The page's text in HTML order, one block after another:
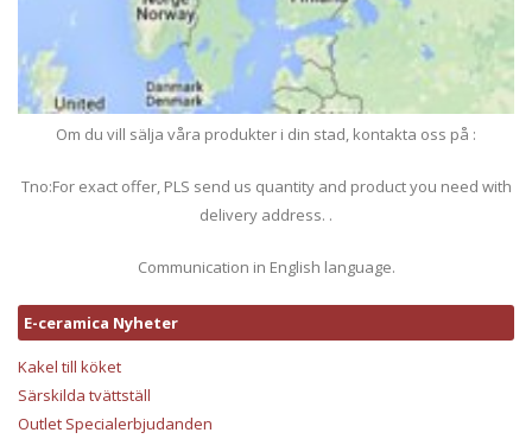
Om du vill sälja våra produkter i din stad, kontakta oss på :
Tno:For exact offer, PLS send us quantity and product you need with
delivery address. .
Communication in English language.
E-ceramica Nyheter
Kakel till köket
Särskilda tvättställ
Outlet Specialerbjudanden